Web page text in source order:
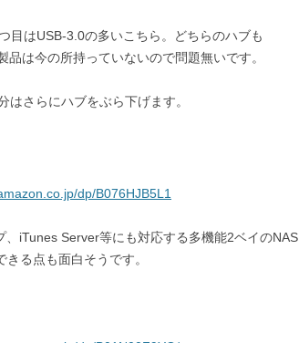
目はUSB-3.0の多いこちら。どちらのハブも
は今の所持っていないので問題無いです。
はさらにハブをぶら下げます。
dp/B076HJB5L1
iTunes Server等にも対応する多機能2ベイのNAS
る点も面白そうです。